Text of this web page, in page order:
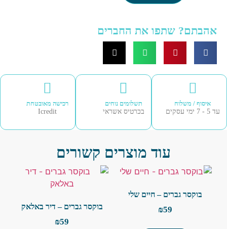
שתפו את החברים
רכישה מאובטחת
Icredit
תשלומים נוחים
בכרטיס אשראי
איסוף / משלוח
עוד מוצרים קשורים
בוקסר גברים – חיים שלי
בוקסר גברים – דיר באלאק